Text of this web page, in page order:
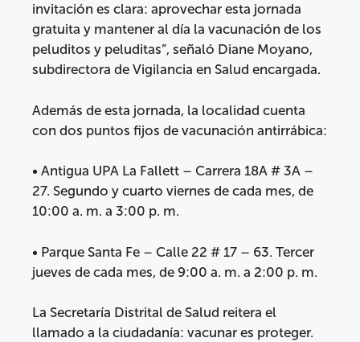
invitación es clara: aprovechar esta jornada
gratuita y mantener al día la vacunación de los
peluditos y peluditas”, señaló Diane Moyano,
subdirectora de Vigilancia en Salud encargada.
Además de esta jornada, la localidad cuenta
con dos puntos fijos de vacunación antirrábica:
• Antigua UPA La Fallett – Carrera 18A # 3A –
27. Segundo y cuarto viernes de cada mes, de
10:00 a. m. a 3:00 p. m.
• Parque Santa Fe – Calle 22 # 17 – 63. Tercer
jueves de cada mes, de 9:00 a. m. a 2:00 p. m.
La Secretaría Distrital de Salud reitera el
llamado a la ciudadanía: vacunar es proteger.